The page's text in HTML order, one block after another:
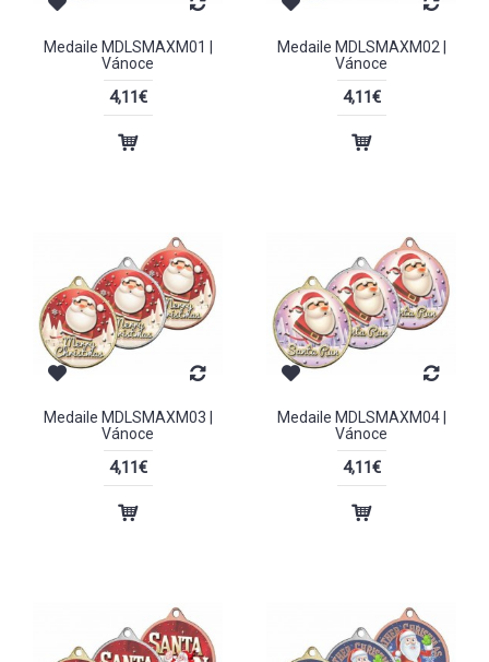
Medaile MDLSMAXM01 |
Vánoce
4,11€
Medaile MDLSMAXM02 |
Vánoce
4,11€
Medaile MDLSMAXM03 |
Vánoce
4,11€
Medaile MDLSMAXM04 |
Vánoce
4,11€